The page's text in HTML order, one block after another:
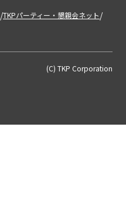
/TKPパーティー・懇親会ネット/
(C) TKP Corporation